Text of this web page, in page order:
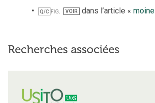
Q/C fig. VOIR dans l’article «moine
Recherches associées